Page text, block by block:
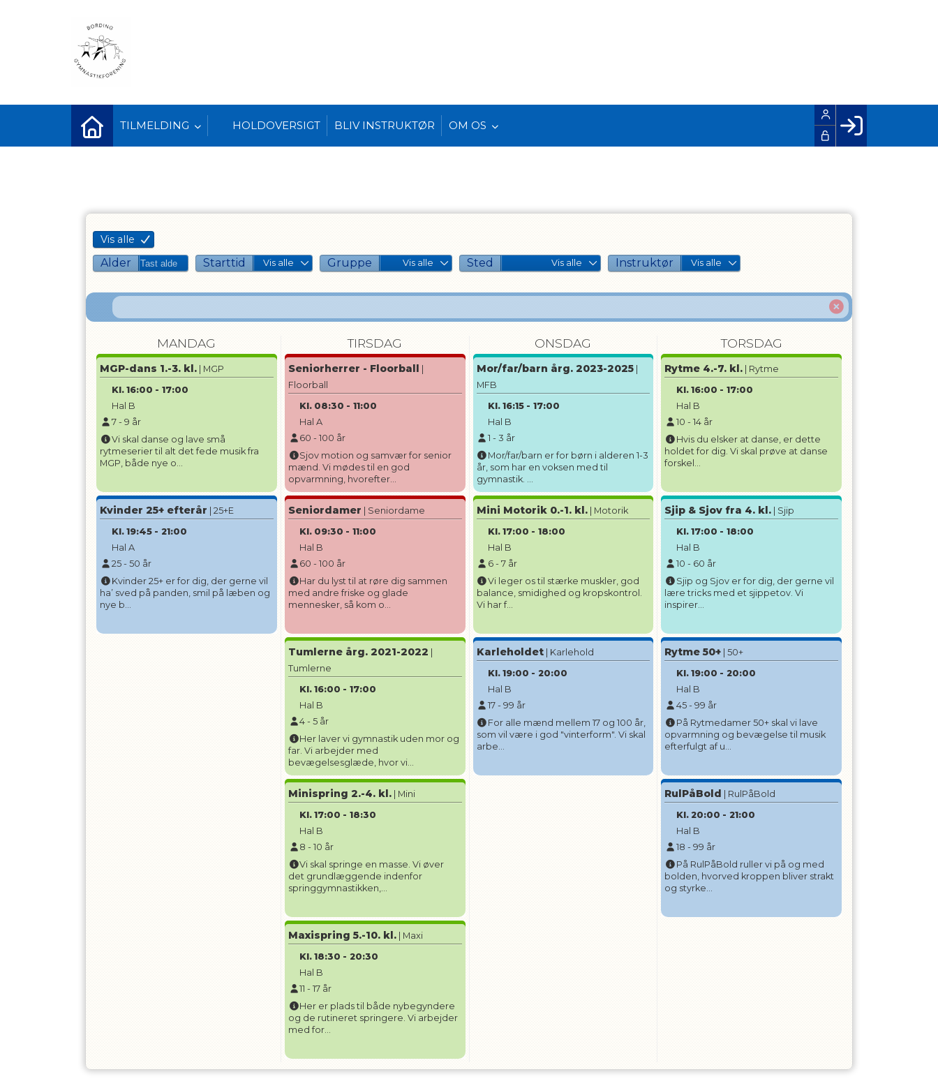
TILMELDING HOLDOVERSIGT BLIV INSTRUKTØR OM OS
Vis alle
Alder Starttid Vis alle Gruppe Vis alle Sted Vis alle Instruktør Vis alle
MANDAG
MGP-dans 1.-3. kl.
| MGP
Kl. 16:00 - 17:00
Hal B
7- 9 år
Vi skal danse og lave små
rytmeserier til alt det fede musik fra
MGP, både nye o...
Kvinder 25+ efterår
| 25+E
Kl. 19:45 - 21:00
Hal A
25- 50 år
Kvinder 25+ er for dig, der gerne vil
ha’ sved på panden, smil på læben og
nye b...
TIRSDAG
Seniorherrer - Floorball
Floorball
Kl. 08:30 -11:00
Hal A
60 -100 år
Sjov motion og samvær for senior
mænd. Vi mødes til en god
opvarmning, hvorefter...
Seniordamer
| Seniordame
Kl. 09:30 -11:00
Hal B
60 -100 år
Har du lyst til at røre dig sammen
med andre friske og glade
mennesker, så kom o...
Tumlerne årg. 2021-2022
Tumlerne
Kl. 16:00 -17:00
Hal B
4 -5 år
Her laver vi gymnastik uden mor og
far. Vi arbejder med
bevægelsesglæde, hvor vi...
Minispring 2.-4. kl.
| Mini
Kl. 17:00 -18:30
Hal B
8 -10 år
Vi skal springe en masse. Vi øver
det grundlæggende indenfor
springgymnastikken,...
Maxispring 5.-10. kl.
| Maxi
Kl. 18:30 -20:30
Hal B
11 -17 år
Her er plads til både nybegyndere
og de rutineret springere. Vi arbejder
med for...
ONSDAG
Mor/far/barn årg. 2023-2025
MFB
Kl. 16:15 -17:00
Hal B
1 -3 år
Mor/far/barn er for børn i alderen 1-3
år, som har en voksen med til
gymnastik. ...
Mini Motorik 0.-1. kl.
| Motorik
Kl. 17:00 -18:00
Hal B
6 -7 år
Vi leger os til stærke muskler, god
balance, smidighed og kropskontrol.
Vi har f...
Karleholdet
| Karlehold
Kl. 19:00 -20:00
Hal B
17 -99 år
For alle mænd mellem 17 og 100 år,
som vil være i god "vinterform". Vi skal
arbe...
TORSDAG
Rytme 4.-7. kl.
| Rytme
Kl. 16:00 - 17:00
Hal B
10 - 14år
Hvis du elsker at danse, er dette
holdet for dig. Vi skal prøve at danse
forskel...
Sjip & Sjov fra 4. kl.
| Sjip
Kl. 17:00 - 18:00
Hal B
10 - 60 år
Sjip og Sjov er for dig, der gerne vil
lære tricks med et sjippetov. Vi
inspirer...
Rytme 50+ | 50+
Kl. 19:00 - 20:00
Hal B
45- 99 år
På Rytmedamer 50+ skal vi lave
opvarmning og bevægelse til musik
efterfulgt af u...
RulPåBold
| RulPåBold
Kl. 20:00 - 21:00
Hal B
18 - 99 år
På RulPåBold ruller vi på og med
bolden, hvorved kroppen bliver strakt
og styrke...